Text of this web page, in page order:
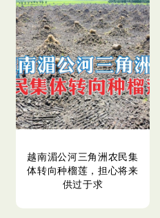
越南湄公河三角洲农民集
体转向种榴莲，担心将来
供过于求